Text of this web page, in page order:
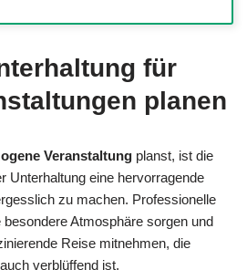
für
planen
Veranstaltung planst, ist die
Unterhaltung eine hervorragende
zu machen. Professionelle
Atmosphäre sorgen und
Reise mitnehmen, die
verblüffend ist.